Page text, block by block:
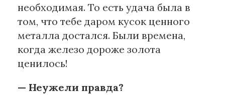
необходимая. То есть удача была в
том, что тебе даром кусок ценного
металла достался. Были времена,
когда железо дороже золота
ценилось!
— Неужели правда?